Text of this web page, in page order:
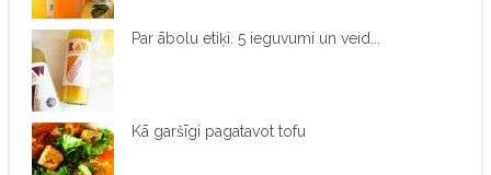
Par ābolu etiķi. 5 ieguvumi un veid...
Kā garšīgi pagatavot tofu